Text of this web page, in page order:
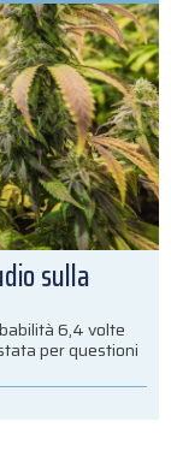
sulla
6,4 volte
per questioni